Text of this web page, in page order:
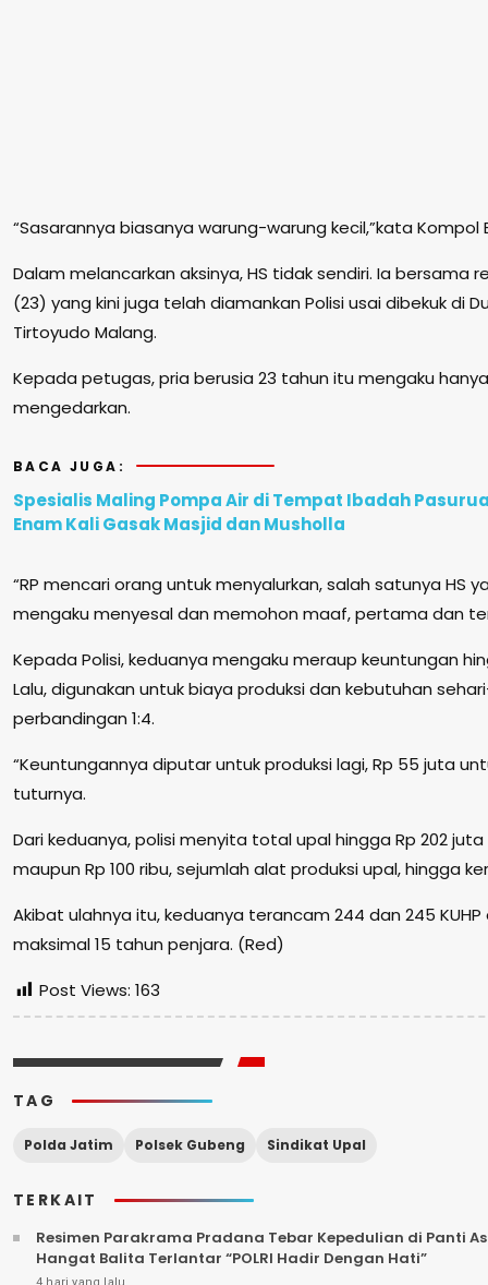
“Sasarannya biasanya warung-warung kecil,”kata Kompol
Dalam melancarkan aksinya, HS tidak sendiri. Ia bersama
(23) yang kini juga telah diamankan Polisi usai dibekuk di
Tirtoyudo Malang.
Kepada petugas, pria berusia 23 tahun itu mengaku
mengedarkan.
BACA JUGA:
Spesialis Maling Pompa Air di Tempat Ibadah
Enam Kali Gasak Masjid dan Musholla
“RP mencari orang untuk menyalurkan, salah satunya HS
mengaku menyesal dan memohon maaf, pertama dan
Kepada Polisi, keduanya mengaku meraup keuntungan
Lalu, digunakan untuk biaya produksi dan kebutuhan
perbandingan 1:4.
“Keuntungannya diputar untuk produksi lagi, Rp 55 juta
tuturnya.
Dari keduanya, polisi menyita total upal hingga Rp 202
maupun Rp 100 ribu, sejumlah alat produksi upal, hingga
Akibat ulahnya itu, keduanya terancam 244 dan 245
maksimal 15 tahun penjara. (Red)
Post Views: 163
TAG
Polda Jatim Polsek Gubeng Sindikat Upal
TERKAIT
Resimen Parakrama Pradana Tebar Kepedulian di Panti
Hangat Balita Terlantar “POLRI Hadir Dengan Hati”
4 hari yang lalu